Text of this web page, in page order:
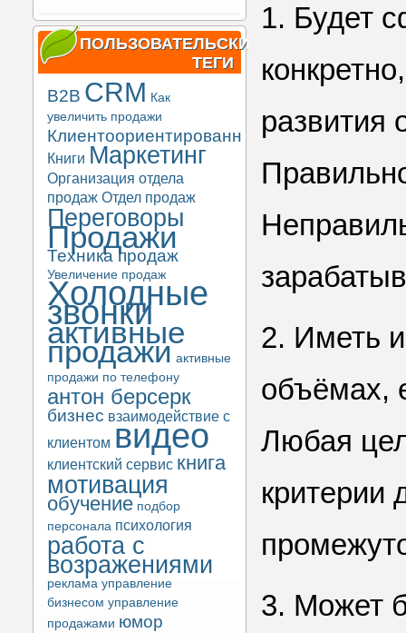
ПОЛЬЗОВАТЕЛЬСКИЕ
ТЕГИ
B2B CRM Как
увеличить продажи
Клиентоориентированность
Книги Маркетинг
Организация отдела
продаж Отдел продаж
Переговоры
Продажи
Техника продаж
Увеличение продаж
Холодные
звонки
активные
продажи активные
продажи по телефону
антон берсерк
бизнес взаимодействие с
клиентом видео
клиентский сервис книга
мотивация
обучение подбор
персонала психология
работа с
возражениями
реклама управление
бизнесом управление
продажами юмор
1. Будет
развития
2. Иметь
объёмах,
Любая
критерии
3. Может